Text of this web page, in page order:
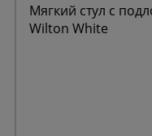
Мягкий стул с
Wilton White